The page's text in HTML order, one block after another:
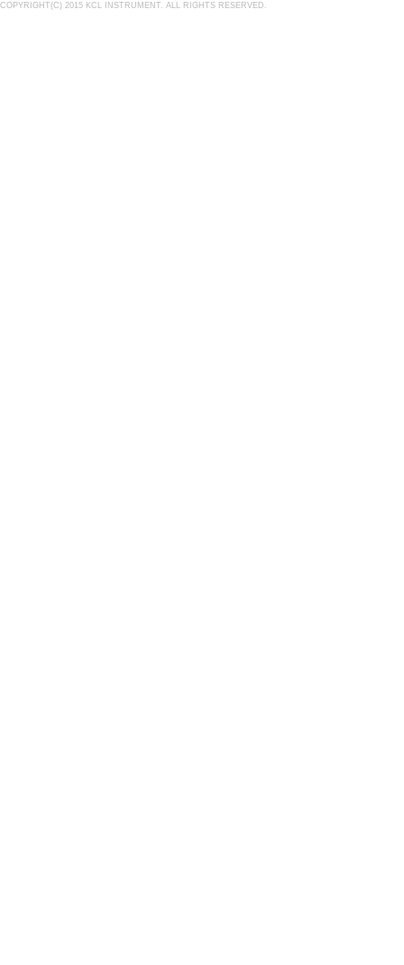
COPYRIGHT(C) 2015 KCL INSTRUMENT. ALL RIGHTS RESERVED.